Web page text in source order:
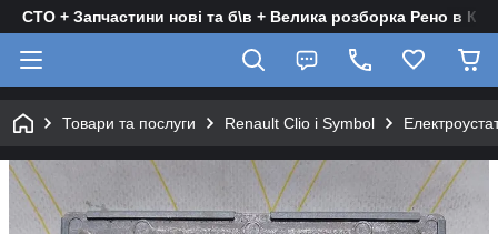
СТО + Запчастини нові та б\в + Велика розборка Рено в
Товари та послуги Renault Clio і Symbol